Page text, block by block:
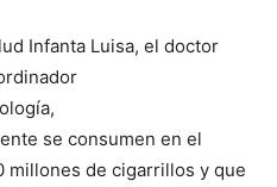
Infanta Luisa, el doctor
se consumen en el
millones de cigarrillos y que